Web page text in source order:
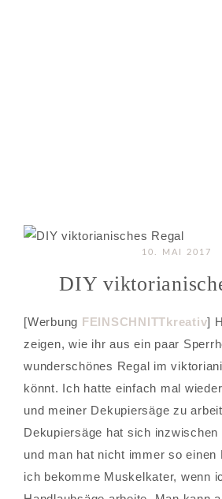
10. MAI 2017
DIY
[Werbung FEINSCHNITTkreativ]
zeigen, wie ihr aus ein paar
wunderschönes Regal im
könnt. Ich hatte einfach mal
und meiner Dekupiersäge zu
Dekupiersäge hat sich
und man hat nicht immer so einen
ich bekomme Muskelkater, wenn